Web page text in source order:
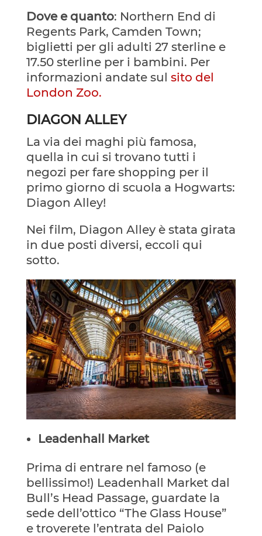
Dove e quanto: Northern End di
Regents Park, Camden Town;
biglietti per gli adulti 27 sterline e
17.50 sterline per i bambini. Per
informazioni andate sul sito del
London Zoo.
DIAGON ALLEY
La via dei maghi più famosa,
quella in cui si trovano tutti i
negozi per fare shopping per il
primo giorno di scuola a Hogwarts:
Diagon Alley!
Nei film, Diagon Alley è stata girata
in due posti diversi, eccoli qui
sotto.
Leadenhall Market
Prima di entrare nel famoso (e
bellissimo!) Leadenhall Market dal
Bull’s Head Passage, guardate la
sede dell’ottico “The Glass House”
e troverete l’entrata del Paiolo